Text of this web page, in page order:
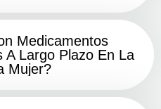
Medicamentos
A Largo Plazo En La
Mujer?